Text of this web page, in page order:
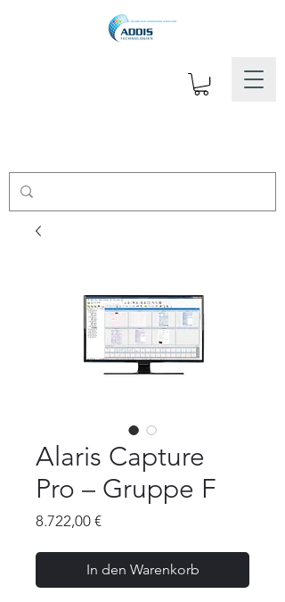
Alaris Capture
Pro – Gruppe F
8.722,00 €Preis
In den Warenkorb